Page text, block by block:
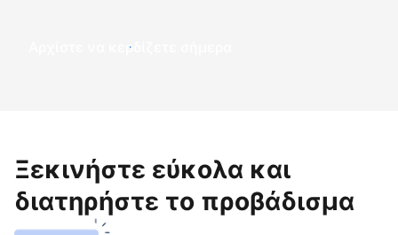
Αρχίστε να κερδίζετε σήμερα
Ξεκινήστε εύκολα και
διατηρήστε το προβάδισμα